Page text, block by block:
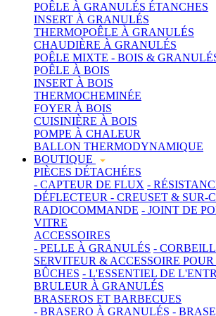
POÊLE À GRANULÉS ÉTANCHES
INSERT À GRANULÉS
THERMOPOÊLE À GRANULÉS
CHAUDIÈRE À GRANULÉS
POÊLE MIXTE - BOIS &
POÊLE À BOIS
INSERT À BOIS
THERMOCHEMINÉE
FOYER À BOIS
CUISINIÈRE À BOIS
POMPE À CHALEUR
BALLON THERMODYNAMIQUE
BOUTIQUE
PIÈCES DÉTACHÉES
- CAPTEUR DE FLUX -
DÉFLECTEUR - CREUSET & SUR-
RADIOCOMMANDE - JOINT DE
VITRE
ACCESSOIRES
- PELLE À GRANULÉS -
SERVITEUR & ACCESSOIRE
BÛCHES - L'ESSENTIEL DE
BRULEUR À GRANULÉS
BRASEROS ET BARBECUES
- BRASERO À GRANULÉS -